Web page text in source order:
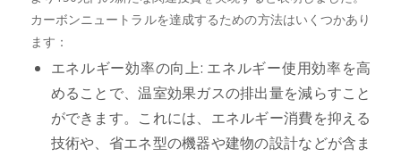
カーボンニュートラルを達成するための方法はいくつかあり
ます：
エネルギー効率の向上: エネルギー使用効率を高
めることで、温室効果ガスの排出量を減らすこと
ができます。これには、エネルギー消費を抑える
技術や、省エネ型の機器や建物の設計などが含ま